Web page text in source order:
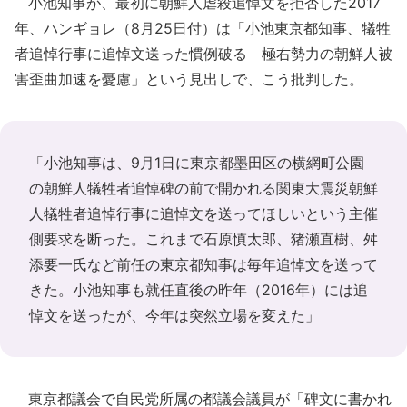
年、ハンギョレ（8月25日付）は「小池東京都知事、犠牲
者追悼行事に追悼文送った慣例破る 極右勢力の朝鮮人被
害歪曲加速を憂慮」という見出しで、こう批判した。
「小池知事は、9月1日に東京都墨田区の横網町公園
の朝鮮人犠牲者追悼碑の前で開かれる関東大震災朝鮮
人犠牲者追悼行事に追悼文を送ってほしいという主催
側要求を断った。これまで石原慎太郎、猪瀬直樹、舛
添要一氏など前任の東京都知事は毎年追悼文を送って
きた。小池知事も就任直後の昨年（2016年）には追
悼文を送ったが、今年は突然立場を変えた」
東京都議会で自民党所属の都議会議員が「碑文に書かれ